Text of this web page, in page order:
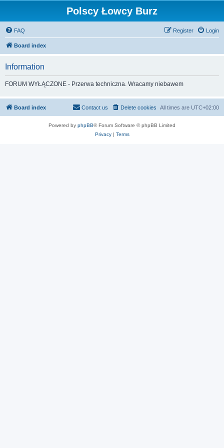
Polscy Łowcy Burz
FAQ Login
Register
Board index
Information
FORUM WYŁĄCZONE - Przerwa techniczna. Wracamy niebawem
Board index All times are UTC+02:00
Delete cookies
Contact us
Powered by phpBB® Forum Software © phpBB Limited
Privacy| Terms